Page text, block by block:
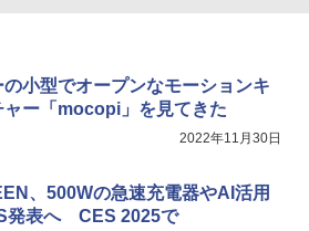
の小型でオープンなモーションキ
ャー「mocopi」を見てきた
2022年11月30日
、500Wの急速充電器やAI活用
発表へ CES 2025で